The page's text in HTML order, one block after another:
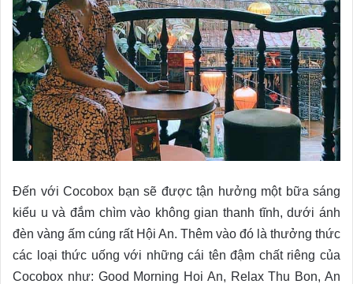
Đến với Cocobox bạn sẽ được tận hưởng một bữa sáng
kiểu u và đắm chìm vào không gian thanh tĩnh, dưới ánh
đèn vàng ấm cúng rất Hội An. Thêm vào đó là thưởng thức
các loại thức uống với những cái tên đậm chất riêng của
Cocobox như: Good Morning Hoi An, Relax Thu Bon, An